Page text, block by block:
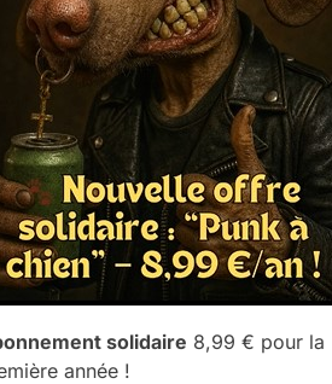
solidaire 8,99 € pour la
année !